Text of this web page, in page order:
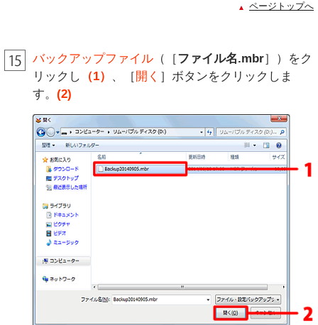
ページトップへ
バックアップファイル （［ファイル名.mbr］）をク
リックし
（1） 、［ 開く ］ボタンをクリックしま
す。 (2)